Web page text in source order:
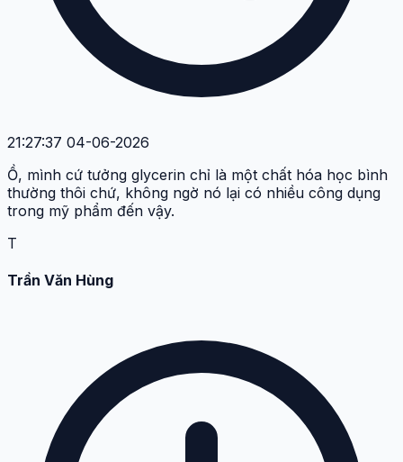
21:27:37 04-06-2026
Ồ, mình cứ tưởng glycerin chỉ là một chất hóa học bình
thường thôi chứ, không ngờ nó lại có nhiều công dụng
trong mỹ phẩm đến vậy.
T
Trần Văn Hùng